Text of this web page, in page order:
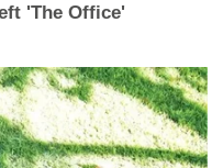
'The Office'